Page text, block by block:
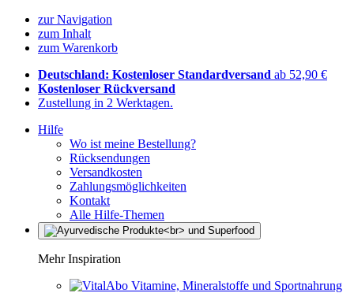
zur Navigation
zum Inhalt
zum Warenkorb
Deutschland: Kostenloser Standardversand ab 52,90 €
Kostenloser Rückversand
Zustellung in 2 Werktagen.
Hilfe
Wo ist meine Bestellung?
Rücksendungen
Versandkosten
Zahlungsmöglichkeiten
Kontakt
Alle Hilfe-Themen
Mehr Inspiration
Vitamine, Mineralstoffe und Sportnahrung